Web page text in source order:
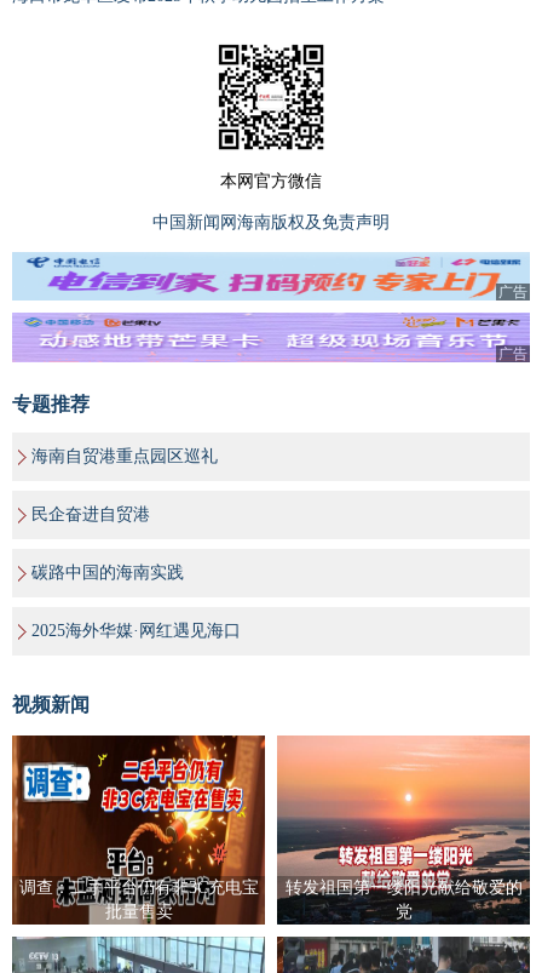
本网官方微信
中国新闻网海南版权及免责声明
广告
广告
专题推荐
海南自贸港重点园区巡礼
民企奋进自贸港
碳路中国的海南实践
2025海外华媒·网红遇见海口
视频新闻
调查：二手平台仍有非3C充电宝
批量售卖
转发祖国第一缕阳光献给敬爱的
党